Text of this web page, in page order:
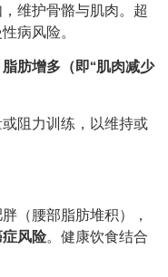
维护骨骼与肌肉。超
病风险。
肪增多（即“肌肉减少
阻力训练，以维持或
（腰部脂肪堆积），
风险。健康饮食结合